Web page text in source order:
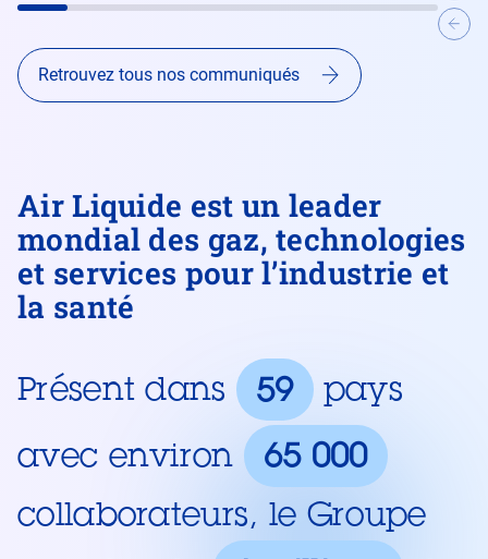
Retrouvez tous nos communiqués
Air Liquide est un leader
mondial des gaz, technologies
et services pour l’industrie et
la santé
Présent dans 59 pays
avec environ
65 000
collaborateurs, le Groupe